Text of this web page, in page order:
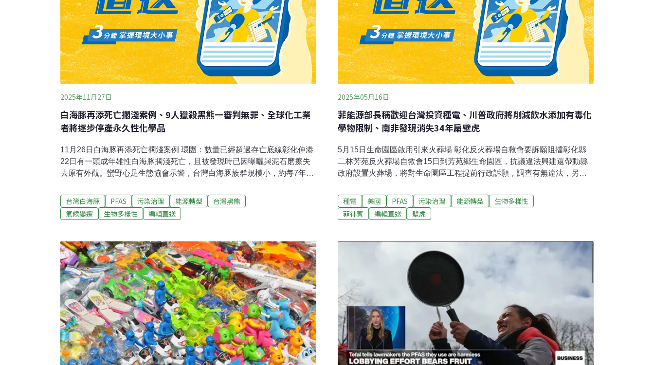
2025年11月27日
白海豚再添死亡擱淺案例、9人獵殺黑熊一審判無罪、全球化工業
者將逐步停產永久性化學品
11月26日白海豚再添死亡擱淺案例 環團：數量已經超過存亡底線彰化伸港
22日有一頭成年雄性白海豚擱淺死亡，且被發現時已因曝曬與泥石磨擦失
去原有外觀。蠻野心足生態協會示警，台灣白海豚族群規模小，約每7年僅
水虻進校園廚餘零運出 嘉市議員推生態教育非洲豬瘟疫情爆發，廚餘議題
引發國人關注，嘉市議員上午質詢指稱，黑水虻生態循環模式，不只是環
保技術，更是貼近生活的食農教育利器，要求教育處比照其他縣市引進校
台灣白海豚 PFAS 污染治理 能源轉型
台灣黑熊
氣候變遷
生物多樣性 編輯直送
2025年05月16日
菲能源部長稱歡迎台灣投資種電、川普政府將削減飲水添加有毒化
學物限制、南非發現消失34年扁壁虎
5月15日生命園區啟用引來火葬場 彰化反火葬場自救會要訴願阻擋彰化縣
二林芳苑反火葬場自救會15日到芳苑鄉生命園區，抗議違法興建還帶動縣
政府設置火葬場，將對生命園區工程提前行政訴願，調查有無違法，另要
（聯合報報導）判決出爐 交通部首畫設風場航道被認違法交通部在2021年
4月26日公告彰化風場航道處分，該公告於6個月後正式實施，但禁航、禁
漁等規定引來爭議，2023年1月16日行政院訴願決定，認定禁漁規定違反
反法律保留原則，撤銷彰化風場航道關於禁航及強制報到的限制。漁民權
益暨環境永續中心指出，交通部首次畫設風場航道就被認定違法。（聯合
種電 美國 PFAS 污染治理 能源轉型
生物多樣性
菲律賓
編輯直送 壁虎